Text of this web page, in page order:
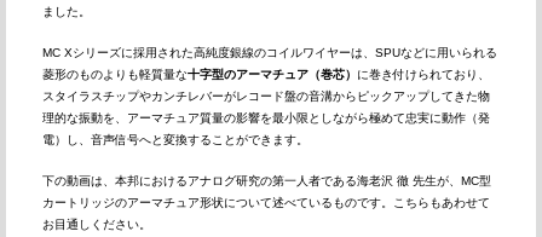
ました。
MC Xシリーズに採用された高純度銀線のコイルワイヤーは、SPUなどに用いられる
菱形のものよりも軽質量な十字型のアーマチュア（巻芯） に巻き付けられており、
スタイラスチップやカンチレバーがレコード盤の音溝からピックアップしてきた物
理的な振動を、アーマチュア質量の影響を最小限としながら極めて忠実に動作（発
電）し、音声信号へと変換することができます。
下の動画は、本邦におけるアナログ研究の第一人者である海老沢 徹 先生が、MC型
カートリッジのアーマチュア形状について述べているものです。こちらもあわせて
お目通しください。